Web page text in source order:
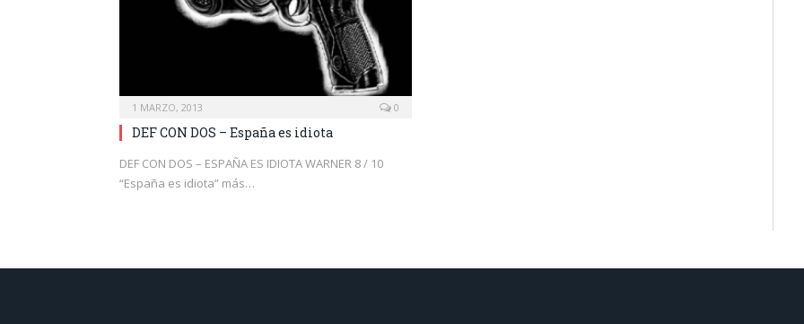
1 MARZO, 2013 0
DEF CON DOS – España es idiota
DEF CON DOS – ESPAÑA ES IDIOTA WARNER 8 / 10
“España es idiota” más…